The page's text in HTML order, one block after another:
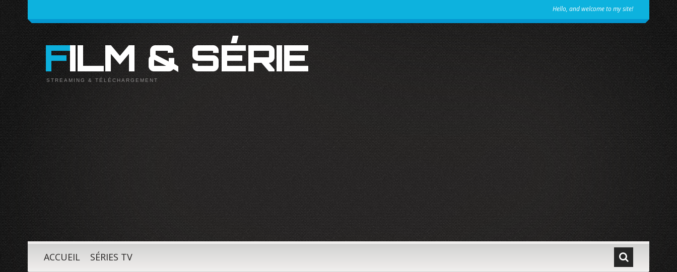
Hello, and welcome to my site!
FILM & SÉRIE
STREAMING & TÉLÉCHARGEMENT
ACCUEIL SÉRIES TV